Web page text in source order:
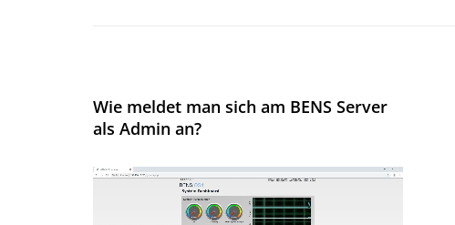
Wie meldet man sich am BENS Server
als Admin an?